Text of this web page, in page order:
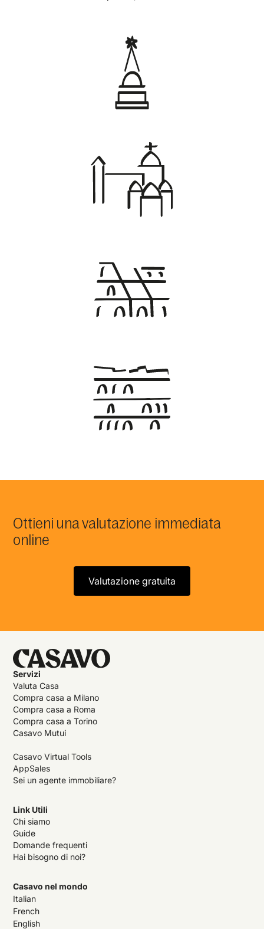
Ottieni una valutazione immediata
online
Valutazione gratuita
Servizi
Valuta Casa
Compra casa a Milano
Compra casa a Roma
Compra casa a Torino
Casavo Mutui
Casavo Virtual Tools
AppSales
Sei un agente immobiliare?
Link Utili
Chi siamo
Guide
Domande frequenti
Hai bisogno di noi?
Casavo nel mondo
Italian
French
English